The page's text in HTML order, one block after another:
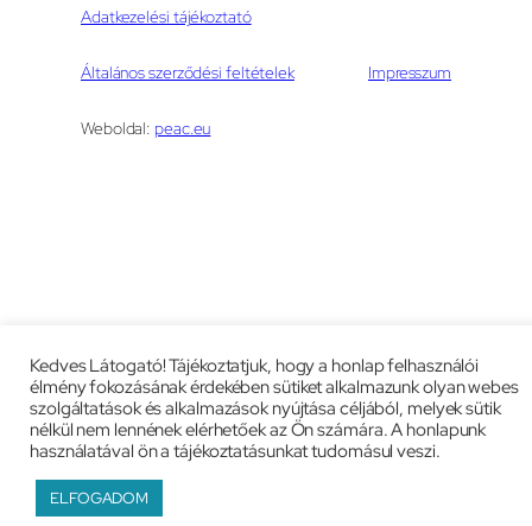
Adatkezelési tájékoztató
Általános szerződési feltételek Impresszum
Weboldal: peac.eu
Kedves Látogató! Tájékoztatjuk, hogy a honlap felhasználói
élmény fokozásának érdekében sütiket alkalmazunk olyan webes
szolgáltatások és alkalmazások nyújtása céljából, melyek sütik
nélkül nem lennének elérhetőek az Ön számára. A honlapunk
használatával ön a tájékoztatásunkat tudomásul veszi.
ELFOGADOM